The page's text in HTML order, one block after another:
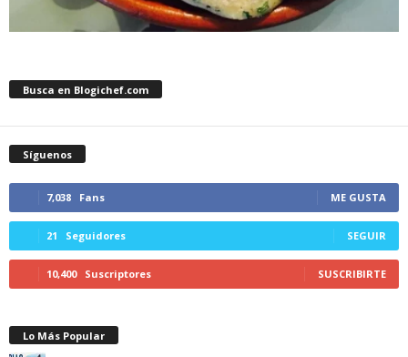
Busca en Blogichef.com
Síguenos
7,038 Fans ME GUSTA
21 Seguidores SEGUIR
10,400 Suscriptores SUSCRIBIRTE
Lo Más Popular